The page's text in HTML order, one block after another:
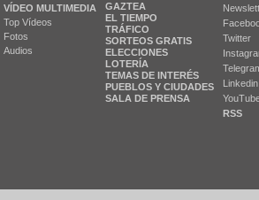
VÍDEO MULTIMEDIA
Top Vídeos
Fotos
Audios
GAZTEA
EL TIEMPO
TRÁFICO
SORTEOS GRATIS
ELECCIONES
LOTERÍA
TEMAS DE INTERÉS
PUEBLOS Y CIUDADES
SALA DE PRENSA
Twitter
Linkedin
RSS